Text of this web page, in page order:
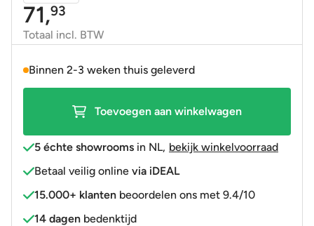
Wandtegel
Aura
ivoor
gepolijst
120x120
gerectificeerd
afname
m2)
R9
aantal
71,93
Totaal incl. BTW
Binnen 2-3 weken thuis geleverd
Toevoegen aan winkelwagen
5 échte showrooms in NL, bekijk winkelvoorraad
Betaal veilig online via iDEAL
15.000+ klanten beoordelen ons met 9.4/10
14 dagen bedenktijd